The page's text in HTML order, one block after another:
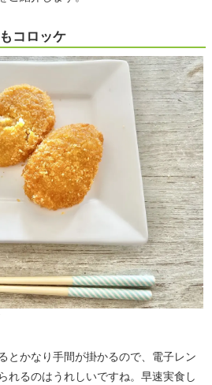
コロッケ
とかなり手間が掛かるので、電子レン
れるのはうれしいですね。早速実食し